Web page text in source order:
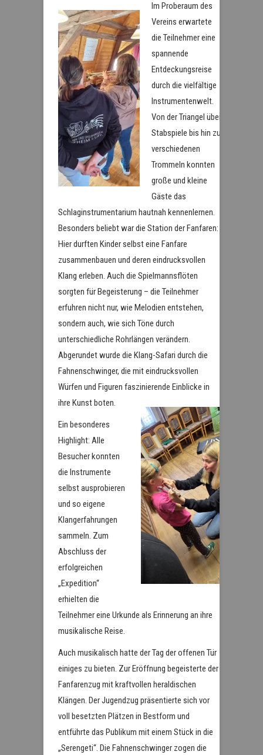
Im Proberaum des
Vereins erwartete
die Teilnehmer eine
spannende
Entdeckungsreise
durch die vielfältige
Instrumentenwelt.
Von der Triangel über
Stabspiele bis hin zu
verschiedenen
Trommeln konnten
große und kleine
Gäste das
Schlaginstrumentarium hautnah kennenlernen.
Besonders beliebt war die Station der Fanfaren:
Hier durften Kinder selbst eine Fanfare
zusammenbauen und deren eindrucksvollen
Klang erleben. Auch die Spielmannsflöten
sorgten für Begeisterung – die Teilnehmer
erfuhren nicht nur, wie Melodien entstehen,
sondern auch, wie sich Töne durch
unterschiedliche Rohrlängen verändern.
Abgerundet wurde die Klang-Safari durch die
Fahnenschwinger, die mit eindrucksvollen
Würfen und Figuren faszinierende Einblicke in
ihre Kunst boten.
Ein besonderes
Highlight: Alle
Besucher konnten
die Instrumente
selbst ausprobieren
und so eigene
Klangerfahrungen
sammeln. Zum
Abschluss der
erfolgreichen
„Expedition“
erhielten die
Teilnehmer eine Urkunde als Erinnerung an ihre
musikalische Reise.
Auch musikalisch hatte der Tag der offenen Tür
einiges zu bieten. Zur Eröffnung begeisterte der
Fanfarenzug mit kraftvollen heraldischen
Klängen. Der Jugendzug präsentierte sich vor
voll besetzten Plätzen in Bestform und
entführte das Publikum mit einem Stück in die
„Serengeti“. Die Fahnenschwinger zogen die